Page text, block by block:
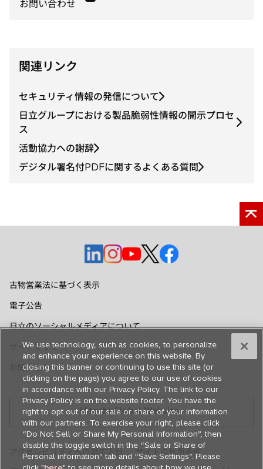
お問い合わせ
関連リンク
セキュリティ情報の発信について
日立グループにおける製品脆弱性情報の開示プロセ
ス
活動協力への謝辞
デジタル署名付PDFに関するよくある質問
新
し
で
く
新
で
く
新
し
く
新
し
く
新
く
古物営業法に基づく表示
電子公告
日立のソーシャルメディアについて
サイトマップ
お問い合わせ
Hitachi Global Website
アクセシビリティへの対応方針
サイトの利用条件
We use technology, such as cookies, to personalize
and enhance your experience on this website. By
closing this banner or continuing to use this site (or
clicking on the page) you agree to our use of cookies
in accordance with our Privacy Policy. The link to our
Privacy Policy is on the website footer. You have the
right to opt out of our sale or share of your information
with our partners. To exercise your right, please click
“Do Not Sell or Share My Personal Information”, then
disable the toggle switch in the “Sale or Share of
Personal information” tab and “Save Settings”. Please